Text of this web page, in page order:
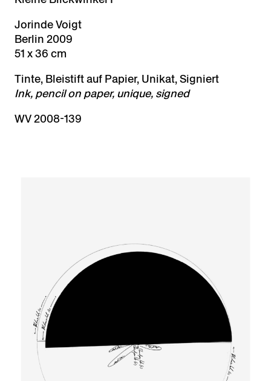
Jorinde Voigt
Berlin 2009
51 x 36 cm
Tinte, Bleistift auf Papier, Unikat, Signiert
Ink, pencil on paper, unique, signed
WV 2008-139